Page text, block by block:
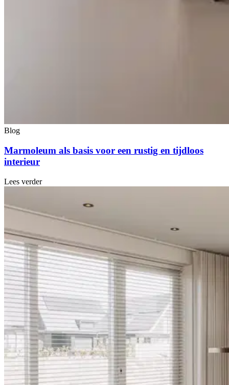
Blog
Marmoleum als basis voor een rustig en tijdloos
interieur
Lees verder